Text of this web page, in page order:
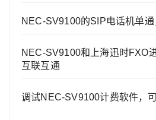
NEC-SV9100的SIP电话机单
NEC-SV9100和上海迅时FXO
互联互通
调试NEC-SV9100计费软件，